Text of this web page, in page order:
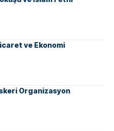
ve Ekonomi
Organizasyon